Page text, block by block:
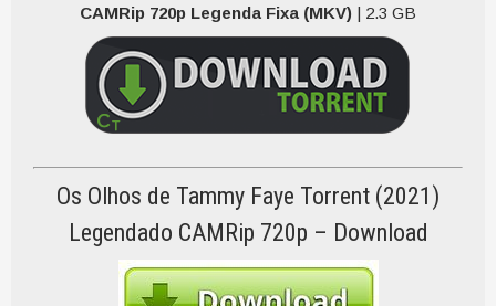
CAMRip 720p Legenda Fixa (MKV) | 2.3 GB
Os Olhos de Tammy Faye Torrent (2021)
Legendado CAMRip 720p – Download